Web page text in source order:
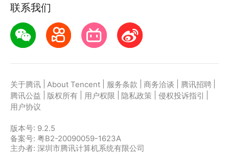
联系我们
关于腾讯 About Tencent 服务条款 商务洽谈 腾讯招聘
腾讯公益
版权所有 用户权限 隐私政策 侵权投诉指引
用户协议
版本号: 9.2.5
备案号: 粤B2-20090059-1623A
主办者: 深圳市腾讯计算机系统有限公司